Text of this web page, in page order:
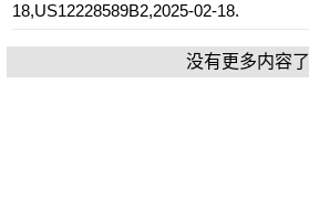
18,US12228589B2,2025-02-18.
没有更多内容了